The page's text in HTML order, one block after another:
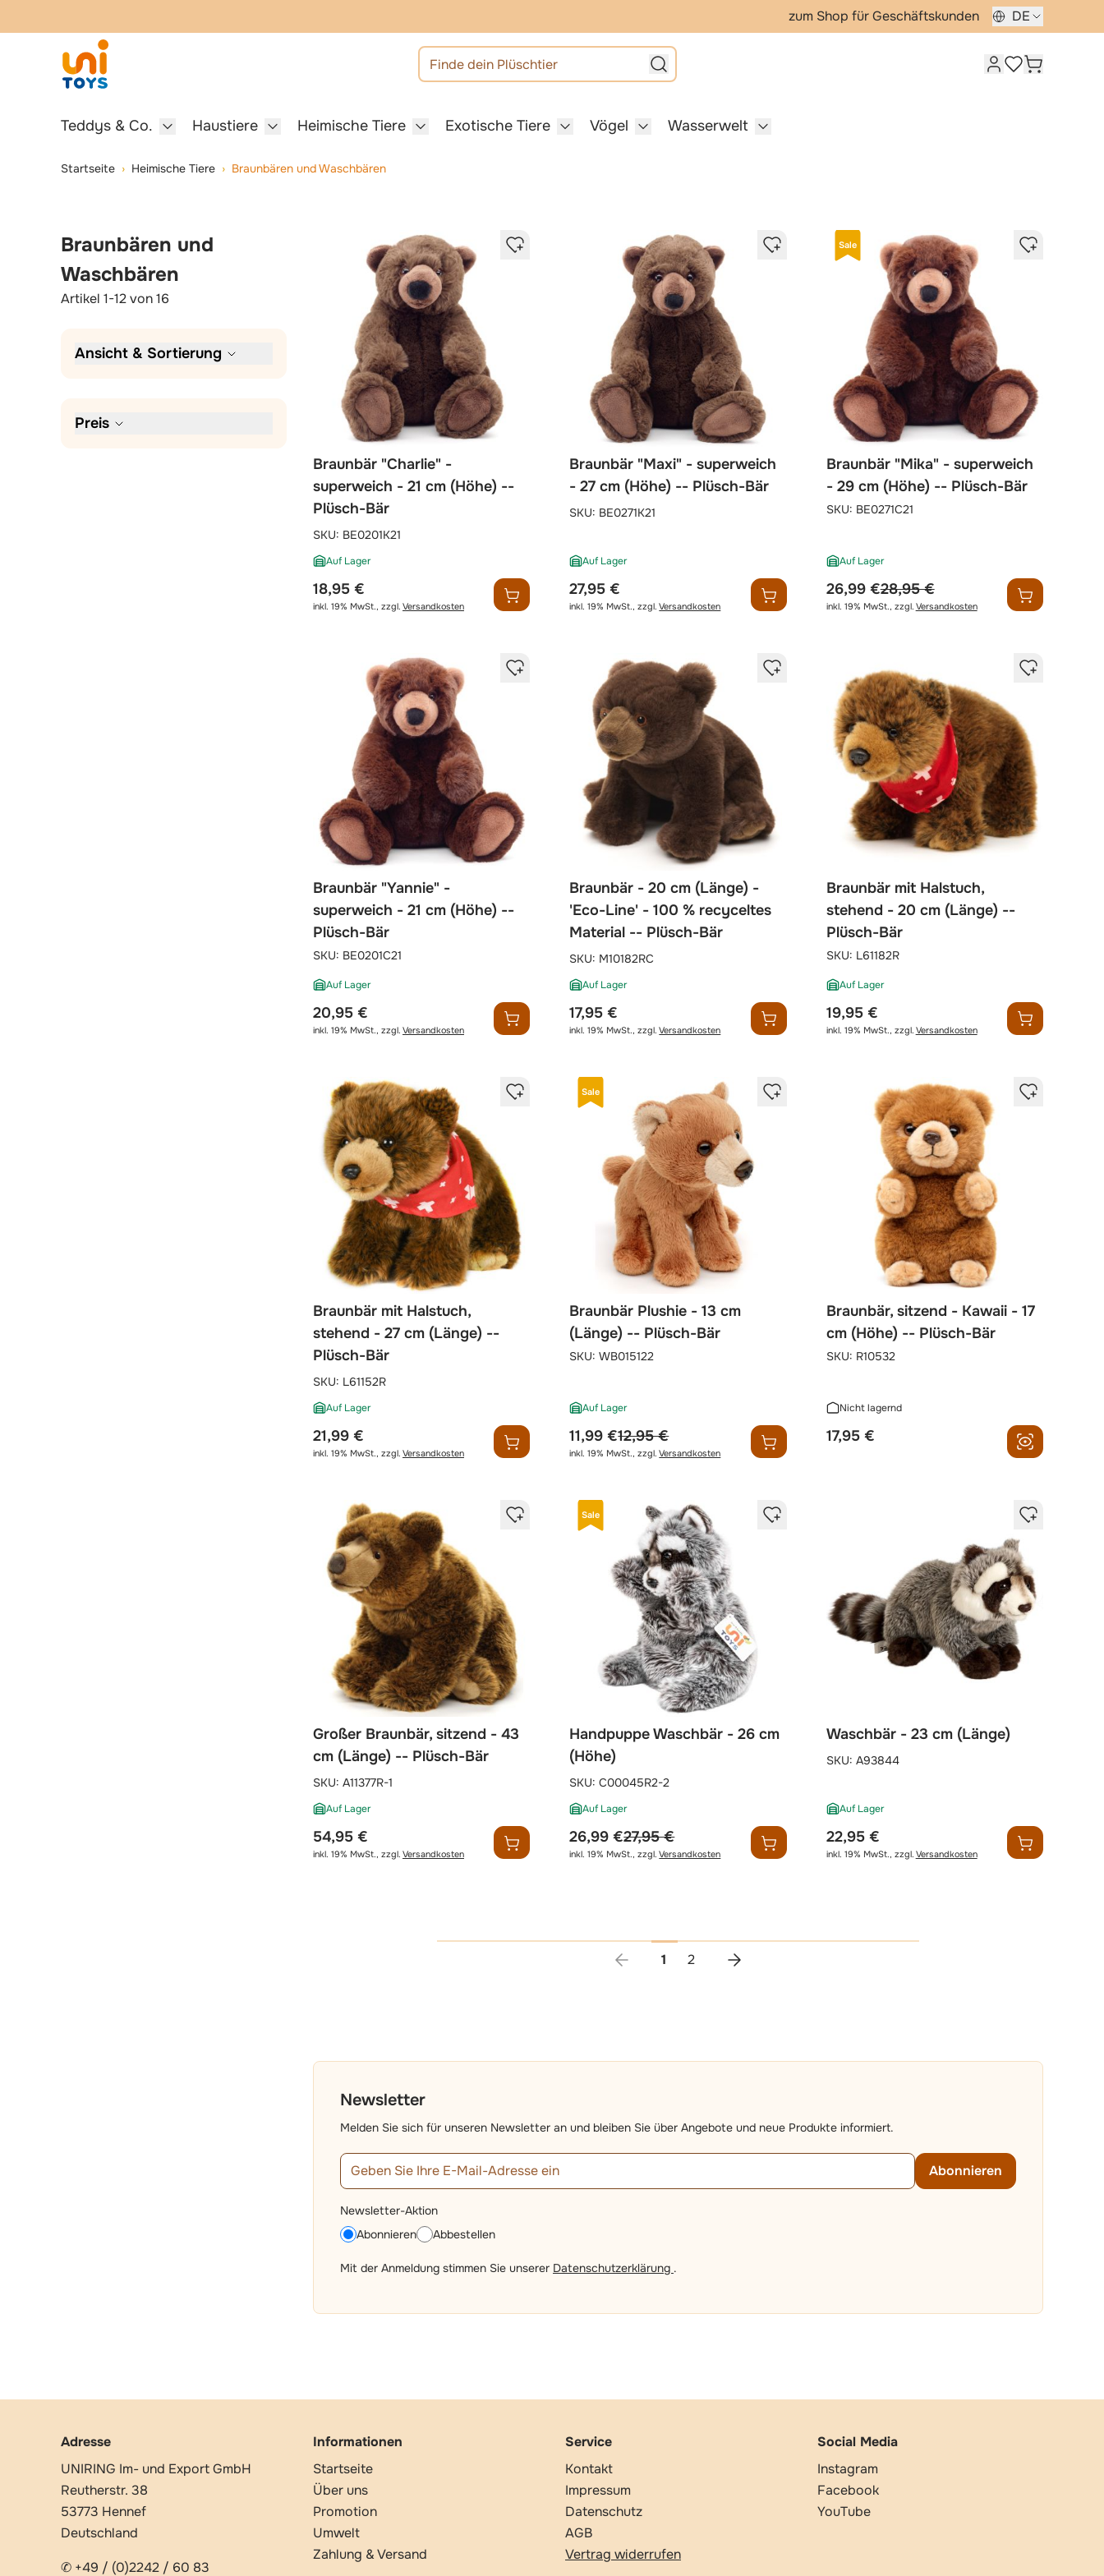
zum Shop für Geschäftskunden DE
Teddys & Co. Haustiere Heimische Tiere Exotische Tiere Vögel Wasserwelt
KundenkontoWarenkorb
Finde dein Plüschtier
Startseite › Heimische Tiere › Braunbären und Waschbären
Ansicht & Sortierung
Preis
Braunbären und
Waschbären
Artikel 1-12von16
Braunbär "Charlie" -
superweich - 21 cm (Höhe) --
Plüsch-Bär
SKU: BE0201K21
18,95 €
inkl. 19% MwSt., zzgl. Versandkosten
Auf Lager
Braunbär "Maxi" - superweich
- 27 cm (Höhe) -- Plüsch-Bär
SKU: BE0271K21
27,95 €
inkl. 19% MwSt.,zzgl.Versandkosten
Auf Lager
Sale
Braunbär "Mika" - superweich
- 29 cm (Höhe) -- Plüsch-Bär
SKU: BE0271C21
sonderpreis
26,99 €regulärer preis
28,95 €
inkl. 19% MwSt., zzgl. Versandkosten
Auf Lager
Braunbär "Yannie" -
superweich - 21 cm (Höhe) --
Plüsch-Bär
SKU: BE0201C21
20,95 €
inkl. 19% MwSt., zzgl. Versandkosten
Auf Lager
Braunbär - 20 cm (Länge) -
'Eco-Line' - 100 % recyceltes
Material -- Plüsch-Bär
SKU: M10182RC
17,95 €
inkl. 19% MwSt.,zzgl.Versandkosten
Auf Lager
Braunbär mit Halstuch,
stehend - 20 cm (Länge) --
Plüsch-Bär
SKU: L61182R
19,95 €
inkl. 19% MwSt., zzgl. Versandkosten
Auf Lager
Braunbär mit Halstuch,
stehend - 27 cm (Länge) --
Plüsch-Bär
SKU: L61152R
21,99 €
inkl. 19% MwSt., zzgl. Versandkosten
Auf Lager
Sale
Braunbär Plushie - 13 cm
(Länge) -- Plüsch-Bär
SKU:WB015122
sonderpreis
11,99 €regulärer preis
12,95 €
inkl. 19% MwSt.,zzgl.Versandkosten
Auf Lager
Braunbär, sitzend - Kawaii - 17
cm (Höhe) -- Plüsch-Bär
SKU: R10532
17,95 €
Nicht lagernd
Großer Braunbär, sitzend - 43
cm (Länge) -- Plüsch-Bär
SKU: A11377R-1
54,95 €
inkl. 19% MwSt., zzgl. Versandkosten
Auf Lager
Sale
Handpuppe Waschbär - 26 cm
(Höhe)
SKU:C00045R2-2
sonderpreis
26,99 €regulärer preis
27,95 €
inkl. 19% MwSt.,zzgl.Versandkosten
Auf Lager
Waschbär - 23 cm (Länge)
SKU: A93844
22,95 €
inkl. 19% MwSt., zzgl. Versandkosten
Auf Lager
Sie lesen gerade die Seite
1 Seite
2
Newsletter
Melden Sie sich für unseren Newsletter an und bleiben Sie über Angebote und neue Produkte informiert.
E-Mailadresse
Abonnieren
Newsletter-Aktion
Abonnieren
Abbestellen
Mit der Anmeldung stimmen Sie unserer Datenschutzerklärung .
Adresse
UNIRING Im- und Export GmbH
Reutherstr. 38
53773 Hennef
Deutschland
✆ +49 / (0)2242 / 60 83
Informationen
Startseite
Über uns
Promotion
Umwelt
Zahlung & Versand
Service
Kontakt
Impressum
Datenschutz
AGB
Vertrag widerrufen
Social Media
Instagram
Facebook
YouTube